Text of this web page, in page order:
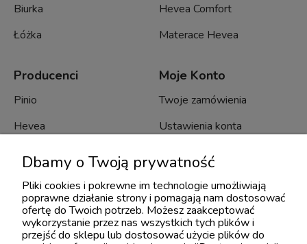
Biurka
Łóżka
Hevea Comfort
Materace Hevea
Producenci
Pinio
Hevea
Bellamy
Novelies
Troll
Moje Konto
Twoje zamówienia
Ustawienia konta
Przechowalnia
Dbamy o Twoją prywatność
Pliki cookies i pokrewne im technologie umożliwiają
poprawne działanie strony i pomagają nam dostosować
ofertę do Twoich potrzeb. Możesz zaakceptować
wykorzystanie przez nas wszystkich tych plików i
przejść do sklepu lub dostosować użycie plików do